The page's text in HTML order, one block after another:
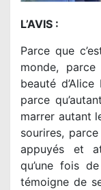
L’AVIS :
Parce que
monde,
beauté
parce
marrer autant
sourires,
appuyés et
qu’une fois
témoigne de